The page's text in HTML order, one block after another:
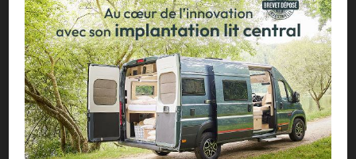
L’aménageur mayennais apporte enfin quelques petites